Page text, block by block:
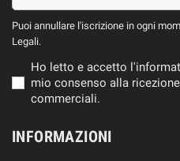
Puoi annullare l'iscrizione in ogni
Legali.
Ho letto e accetto
mio consenso alla
commerciali.
INFORMAZIONI